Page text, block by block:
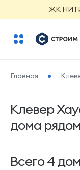
ЖК
Главная
Клевер
дома
Всего 4